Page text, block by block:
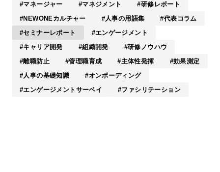
マネージャー
マネジメント
研修レポート
NEWONEカルチャー
人事の用語集
代表コラム
セミナーレポート
エンゲージメント
キャリア開発
組織開発
研修ノウハウ
離職防止
管理職育成 主体性発揮
効果測定
人事の基礎知識
オンボーディング
エンゲージメントサーベイ
ファシリテーション